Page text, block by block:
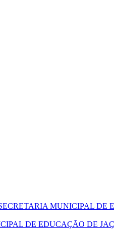
MUNICIPAL DE
DE EDUCAÇÃO DE